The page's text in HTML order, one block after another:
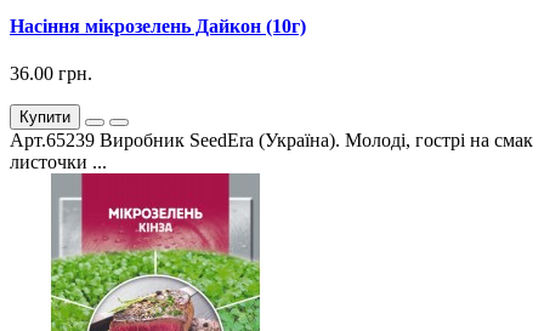
Насіння мікрозелень Дайкон (10г)
36.00 грн.
Купити
Арт.65239 Виробник SeedEra (Україна). Молоді, гострі на смак
листочки ...